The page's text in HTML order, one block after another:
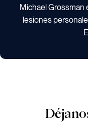
Michael Grossman
lesiones